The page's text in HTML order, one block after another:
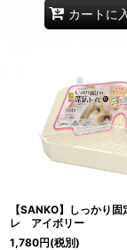
カートに
【SANKO】しっかり
レ アイボリー
1,780円(税別)